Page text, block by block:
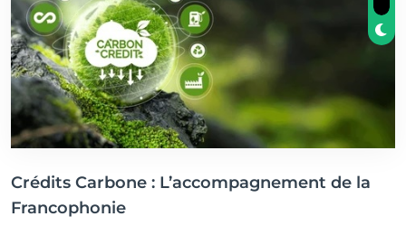
Crédits Carbone : L’accompagnement de la
Francophonie